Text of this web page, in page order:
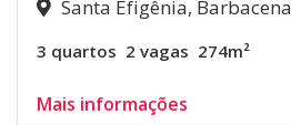
Santa Efigênia, Barbacena
3 quartos 2 vagas 274m²
Mais informações